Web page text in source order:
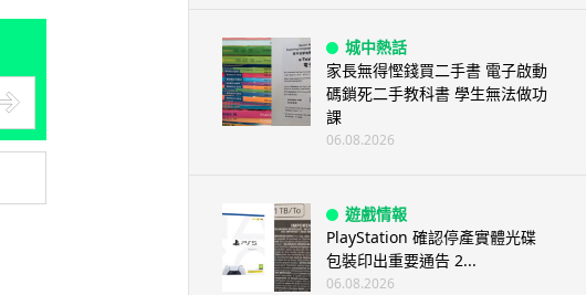
城中熱話
家長無得慳錢買二手書 電子啟動
碼鎖死二手教科書 學生無法做功
課
06.08.2026
遊戲情報
PlayStation 確認停產實體光碟
包裝印出重要通告 2...
06.08.2026